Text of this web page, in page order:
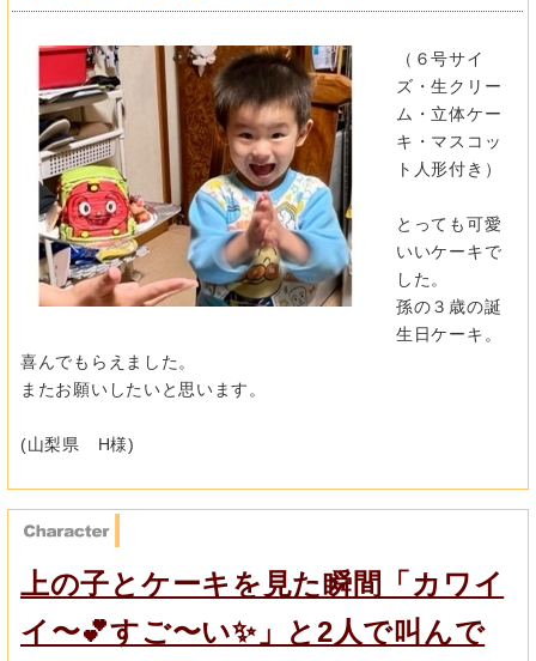
（６号サイ
ズ・生クリー
ム・立体ケー
キ・マスコッ
ト人形付き）
とっても可愛
いいケーキで
した。
孫の３歳の誕
生日ケーキ。
喜んでもらえました。
またお願いしたいと思います。
(山梨県 H様)
上の子とケーキを見た瞬間「カワイ
イ〜💕すご〜い✨」と2人で叫んで